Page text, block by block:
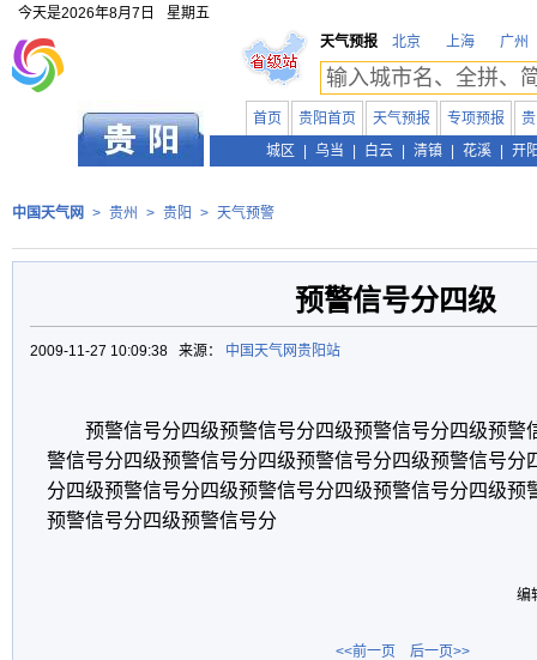
今天是2026年8月7日
星期五
天气预报
北京 上海 广州
首页 贵阳首页 天气预报 专项预报
城区
乌当 白云 清镇 花溪 开
中国天气网 > 贵州 > 贵阳 > 天气预警
预警信号分四级
2009-11-27 10:09:38 来源： 中国天气网贵阳站
预警信号分四级预警信号分四级预警信号分四级预警
警信号分四级预警信号分四级预警信号分四级预警信号分
分四级预警信号分四级预警信号分四级预警信号分四级预
预警信号分四级预警信号分
编
<<前一页 后一页>>